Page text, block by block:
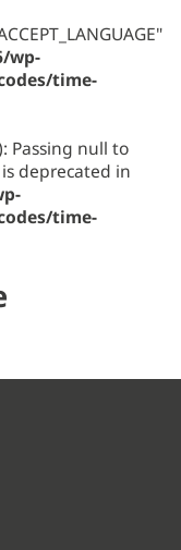
wp-
time-
Passing null to
deprecated in
time-